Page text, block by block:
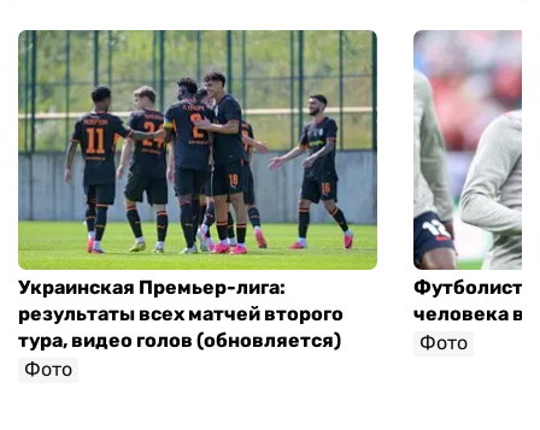
Украинская Премьер-лига:
результаты всех матчей второго
тура, видео голов (обновляется)
Фото
Футболист
человека в
Фото